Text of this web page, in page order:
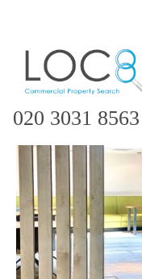
020 3031 8563